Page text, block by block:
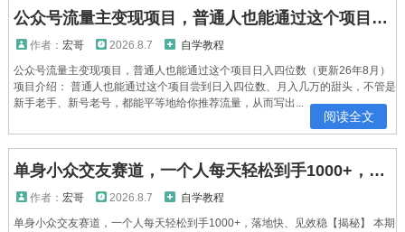
公众号流量主变现项目，普通人也能通过这个项目日入四位数(更新26年8月)
作者： 宏哥 2026.8.7
自学教程
公众号流量主变现项目，普通人也能通过这个项目日入四位数（更新26年8月）
项目介绍： 普通人也能通过这个项目尝到日入四位数、月入几万的甜头，不管是
新手老手、新号老号，都能平等地给你推荐流量，从而写出...
阅读全文
单身小众交友赛道，一个人每天轻松到手1000+，落地快、见效稳【揭秘】
作者： 宏哥 2026.8.7
自学教程
单身小众交友赛道，一个人每天轻松到手1000+，落地快、见效稳【揭秘】 本期